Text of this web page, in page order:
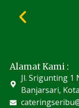
Alamat Kami :
Jl. Srigunting 1
Banjarsari,